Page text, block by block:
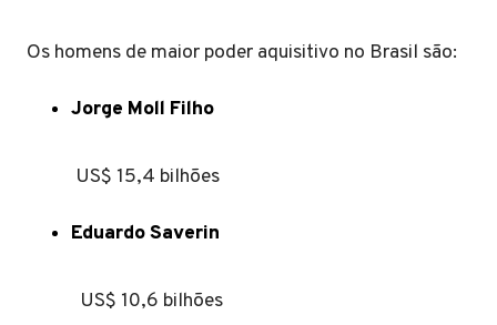
Os homens de maior poder aquisitivo no Brasil são:
Jorge Moll Filho
US$ 15,4 bilhões
Eduardo Saverin
US$ 10,6 bilhões